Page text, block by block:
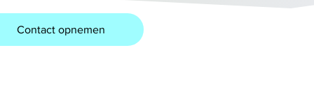
Contact opnemen